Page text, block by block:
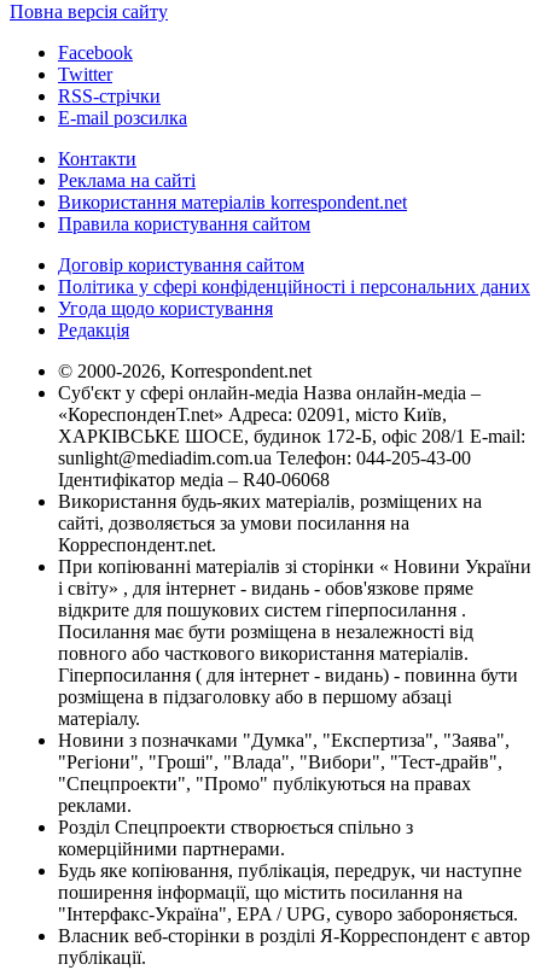
Повна версія сайту
Facebook
Twitter
RSS-стрічки
E-mail розсилка
Контакти
Реклама на сайті
Використання матеріалів korrespondent.net
Правила користування сайтом
Договір користування сайтом
Політика у сфері конфіденційності і персональних даних
Угода щодо користування
Редакція
© 2000-2026, Korrespondent.net
Суб'єкт у сфері онлайн-медіа Назва онлайн-медіа –
«КореспонденТ.net» Адреса: 02091, місто Київ,
ХАРКІВСЬКЕ ШОСЕ, будинок 172-Б, офіс 208/1 E-mail:
sunlight@mediadim.com.ua Телефон: 044-205-43-00
Ідентифікатор медіа – R40-06068
Використання будь-яких матеріалів, розміщених на
сайті, дозволяється за умови посилання на
Корреспондент.net.
При копіюванні матеріалів зі сторінки « Новини України
і світу» , для інтернет - видань - обов'язкове пряме
відкрите для пошукових систем гіперпосилання .
Посилання має бути розміщена в незалежності від
повного або часткового використання матеріалів.
Гіперпосилання ( для інтернет - видань) - повинна бути
розміщена в підзаголовку або в першому абзаці
матеріалу.
Новини з позначками "Думка", "Експертиза", "Заява",
"Регіони", "Гроші", "Влада", "Вибори", "Тест-драйв",
"Спецпроекти", "Промо" публікуються на правах
реклами.
Розділ Спецпроекти створюється спільно з
комерційними партнерами.
Будь яке копіювання, публікація, передрук, чи наступне
поширення інформації, що містить посилання на
"Інтерфакс-Україна", EPA / UPG, суворо забороняється.
Власник веб-сторінки в розділі Я-Корреспондент є автор
публікації.